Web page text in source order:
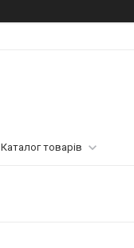
Каталог товарів